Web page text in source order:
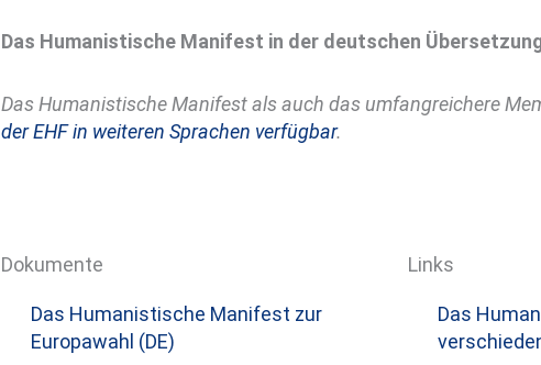
Das Humanistische Manifest in der deutschen
Das Humanistische Manifest als auch das umfangreichere
der EHF in weiteren Sprachen verfügbar.
Dokumente
Das Humanistische Manifest zur
Europawahl (DE)
Links
Das